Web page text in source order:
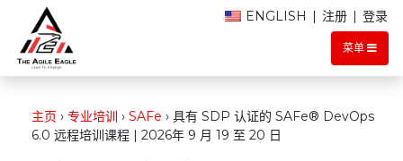
菜单
ENGLISH | 注册 | 登录
主页 › 专业培训 › SAFe › 具有 SDP 认证的 SAFe® DevOps
6.0 远程培训课程 | 2026年 9 月 19 至 20 日